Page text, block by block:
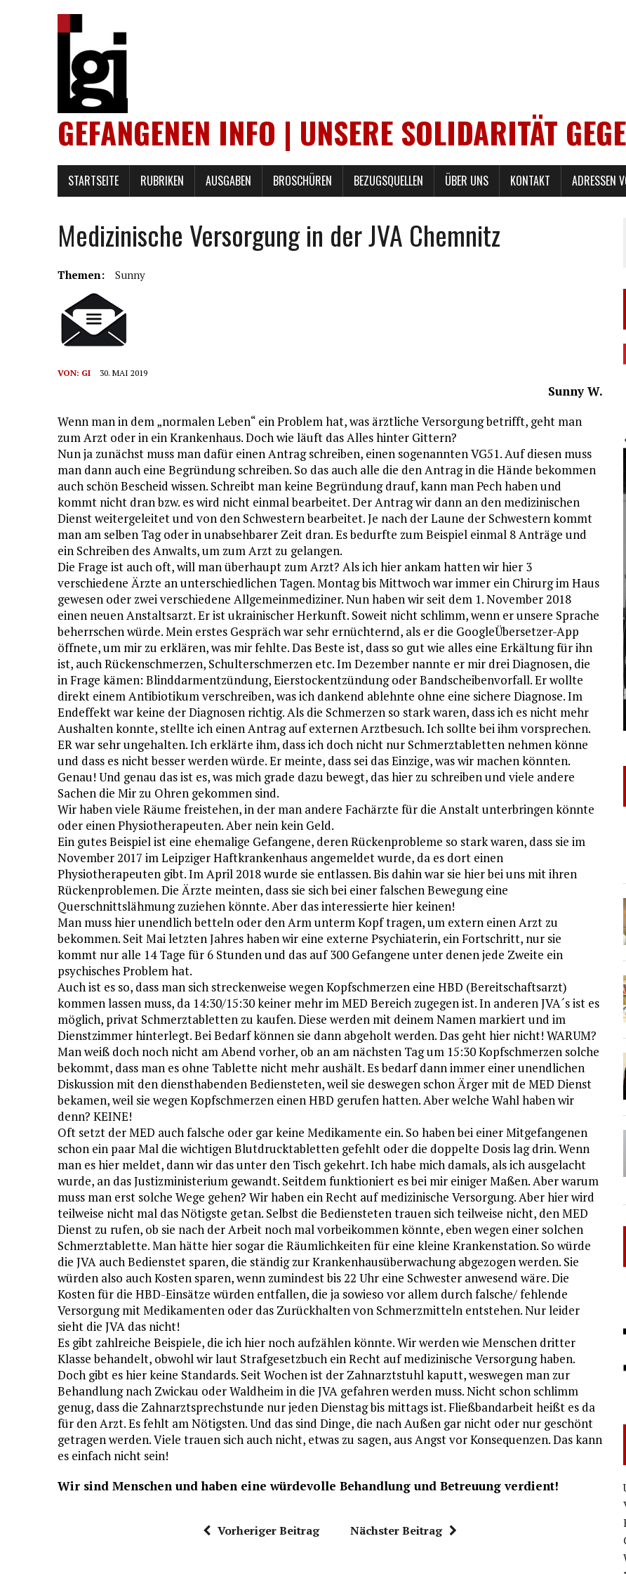
GEFANGENEN INFO | UNSERE SOLIDARITÄT
STARTSEITE RUBRIKEN AUSGABEN BROSCHÜREN BEZUGSQUELLEN ÜBER UNS KONTAKT ADRESSEN
Medizinische Versorgung in der JVA Chemnitz
Themen: Sunny
VON: GI 30. MAI 2019
Sunny W.
Wenn man in dem „normalen Leben“ ein Problem hat, was ärztliche Versorgung betrifft, geht man
zum Arzt oder in ein Krankenhaus. Doch wie läuft das Alles hinter Gittern?
Nun ja zunächst muss man dafür einen Antrag schreiben, einen sogenannten VG51. Auf diesen muss
man dann auch eine Begründung schreiben. So das auch alle die den Antrag in die Hände bekommen
auch schön Bescheid wissen. Schreibt man keine Begründung drauf, kann man Pech haben und
kommt nicht dran bzw. es wird nicht einmal bearbeitet. Der Antrag wir dann an den medizinischen
Dienst weitergeleitet und von den Schwestern bearbeitet. Je nach der Laune der Schwestern kommt
man am selben Tag oder in unabsehbarer Zeit dran. Es bedurfte zum Beispiel einmal 8 Anträge und
ein Schreiben des Anwalts, um zum Arzt zu gelangen.
Die Frage ist auch oft, will man überhaupt zum Arzt? Als ich hier ankam hatten wir hier 3
verschiedene Ärzte an unterschiedlichen Tagen. Montag bis Mittwoch war immer ein Chirurg im Haus
gewesen oder zwei verschiedene Allgemeinmediziner. Nun haben wir seit dem 1. November 2018
einen neuen Anstaltsarzt. Er ist ukrainischer Herkunft. Soweit nicht schlimm, wenn er unsere Sprache
beherrschen würde. Mein erstes Gespräch war sehr ernüchternd, als er die GoogleÜbersetzer-App
öffnete, um mir zu erklären, was mir fehlte. Das Beste ist, dass so gut wie alles eine Erkältung für ihn
ist, auch Rückenschmerzen, Schulterschmerzen etc. Im Dezember nannte er mir drei Diagnosen, die
in Frage kämen: Blinddarmentzündung, Eierstockentzündung oder Bandscheibenvorfall. Er wollte
direkt einem Antibiotikum verschreiben, was ich dankend ablehnte ohne eine sichere Diagnose. Im
Endeffekt war keine der Diagnosen richtig. Als die Schmerzen so stark waren, dass ich es nicht mehr
Aushalten konnte, stellte ich einen Antrag auf externen Arztbesuch. Ich sollte bei ihm vorsprechen.
ER war sehr ungehalten. Ich erklärte ihm, dass ich doch nicht nur Schmerztabletten nehmen könne
und dass es nicht besser werden würde. Er meinte, dass sei das Einzige, was wir machen könnten.
Genau! Und genau das ist es, was mich grade dazu bewegt, das hier zu schreiben und viele andere
Sachen die Mir zu Ohren gekommen sind.
Wir haben viele Räume freistehen, in der man andere Fachärzte für die Anstalt unterbringen könnte
oder einen Physiotherapeuten. Aber nein kein Geld.
Ein gutes Beispiel ist eine ehemalige Gefangene, deren Rückenprobleme so stark waren, dass sie im
November 2017 im Leipziger Haftkrankenhaus angemeldet wurde, da es dort einen
Physiotherapeuten gibt. Im April 2018 wurde sie entlassen. Bis dahin war sie hier bei uns mit ihren
Rückenproblemen. Die Ärzte meinten, dass sie sich bei einer falschen Bewegung eine
Querschnittslähmung zuziehen könnte. Aber das interessierte hier keinen!
Man muss hier unendlich betteln oder den Arm unterm Kopf tragen, um extern einen Arzt zu
bekommen. Seit Mai letzten Jahres haben wir eine externe Psychiaterin, ein Fortschritt, nur sie
kommt nur alle 14 Tage für 6 Stunden und das auf 300 Gefangene unter denen jede Zweite ein
psychisches Problem hat.
Auch ist es so, dass man sich streckenweise wegen Kopfschmerzen eine HBD (Bereitschaftsarzt)
kommen lassen muss, da 14:30/15:30 keiner mehr im MED Bereich zugegen ist. In anderen JVA´s ist es
möglich, privat Schmerztabletten zu kaufen. Diese werden mit deinem Namen markiert und im
Dienstzimmer hinterlegt. Bei Bedarf können sie dann abgeholt werden. Das geht hier nicht! WARUM?
Man weiß doch noch nicht am Abend vorher, ob an am nächsten Tag um 15:30 Kopfschmerzen solche
bekommt, dass man es ohne Tablette nicht mehr aushält. Es bedarf dann immer einer unendlichen
Diskussion mit den diensthabenden Bediensteten, weil sie deswegen schon Ärger mit de MED Dienst
bekamen, weil sie wegen Kopfschmerzen einen HBD gerufen hatten. Aber welche Wahl haben wir
denn? KEINE!
Oft setzt der MED auch falsche oder gar keine Medikamente ein. So haben bei einer Mitgefangenen
schon ein paar Mal die wichtigen Blutdrucktabletten gefehlt oder die doppelte Dosis lag drin. Wenn
man es hier meldet, dann wir das unter den Tisch gekehrt. Ich habe mich damals, als ich ausgelacht
wurde, an das Justizministerium gewandt. Seitdem funktioniert es bei mir einiger Maßen. Aber warum
muss man erst solche Wege gehen? Wir haben ein Recht auf medizinische Versorgung. Aber hier wird
teilweise nicht mal das Nötigste getan. Selbst die Bediensteten trauen sich teilweise nicht, den MED
Dienst zu rufen, ob sie nach der Arbeit noch mal vorbeikommen könnte, eben wegen einer solchen
Schmerztablette. Man hätte hier sogar die Räumlichkeiten für eine kleine Krankenstation. So würde
die JVA auch Bedienstet sparen, die ständig zur Krankenhausüberwachung abgezogen werden. Sie
würden also auch Kosten sparen, wenn zumindest bis 22 Uhr eine Schwester anwesend wäre. Die
Kosten für die HBD-Einsätze würden entfallen, die ja sowieso vor allem durch falsche/ fehlende
Versorgung mit Medikamenten oder das Zurückhalten von Schmerzmitteln entstehen. Nur leider
sieht die JVA das nicht!
Es gibt zahlreiche Beispiele, die ich hier noch aufzählen könnte. Wir werden wie Menschen dritter
Klasse behandelt, obwohl wir laut Strafgesetzbuch ein Recht auf medizinische Versorgung haben.
Doch gibt es hier keine Standards. Seit Wochen ist der Zahnarztstuhl kaputt, weswegen man zur
Behandlung nach Zwickau oder Waldheim in die JVA gefahren werden muss. Nicht schon schlimm
genug, dass die Zahnarztsprechstunde nur jeden Dienstag bis mittags ist. Fließbandarbeit heißt es da
für den Arzt. Es fehlt am Nötigsten. Und das sind Dinge, die nach Außen gar nicht oder nur geschönt
getragen werden. Viele trauen sich auch nicht, etwas zu sagen, aus Angst vor Konsequenzen. Das kann
es einfach nicht sein!
Wir sind Menschen und haben eine würdevolle Behandlung und Betreuung verdient!
Vorheriger Beitrag Nächster Beitrag